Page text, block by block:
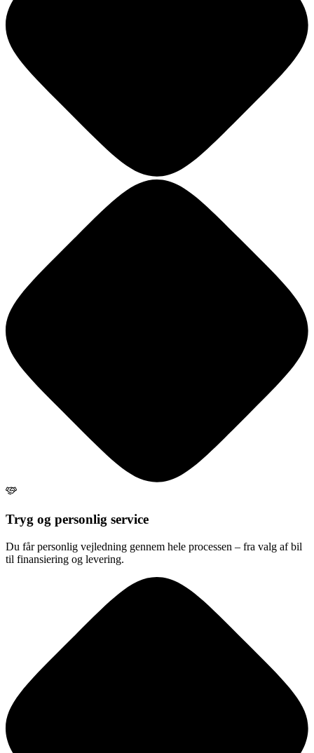
Tryg og personlig service
Du får personlig vejledning gennem hele processen – fra valg af bil
til finansiering og levering.